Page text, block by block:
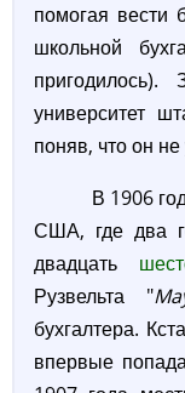
помогая вести
школьной
университет
поняв, что он
В 1906
США, где два
двадцать
Рузвельта "
бухгалтера.
впервые